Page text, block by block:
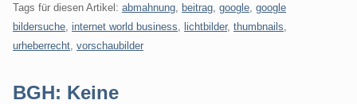
Tags für diesen Artikel: abmahnung beitrag google google
bildersuche internet world business lichtbilder, thumbnails
urheberrecht vorschaubilder
BGH: Keine